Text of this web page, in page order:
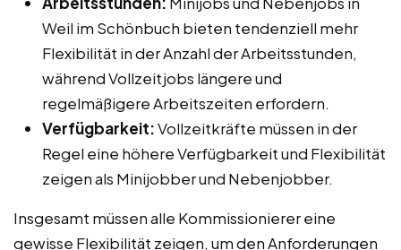
Weil im Schönbuch bieten tendenziell mehr
Flexibilität in der Anzahl der Arbeitsstunden,
während Vollzeitjobs längere und
regelmäßigere Arbeitszeiten erfordern.
Verfügbarkeit:Vollzeitkräfte müssen in der
Regel eine höhere Verfügbarkeit und Flexibilität
zeigen als Minijobber und Nebenjobber.
Insgesamt müssen alle Kommissionierer eine
gewisse Flexibilität zeigen, um den Anforderungen